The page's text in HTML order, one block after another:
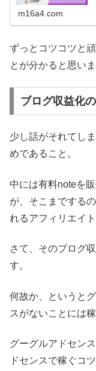
m16a4.com
ずっとコツコツと
とが分かると思いま
ブログ収益化
少し話がそれてし
めであること。
中には有料noteを
が、そこまでする
れるアフィリエイ
さて、そのブログ
す。
何故か、というと
スがないことには
グーグルアドセン
ドセンスで稼ぐコ